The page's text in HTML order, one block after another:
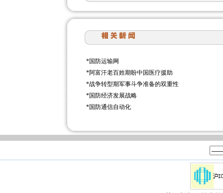
*国防运输网
*阿富汗老百姓期盼中国医疗援助
*战争转型期军事斗争准备的双重性
*国防经济发展战略
*国防通信自动化